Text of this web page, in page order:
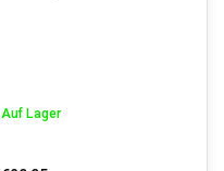
Auf Lager